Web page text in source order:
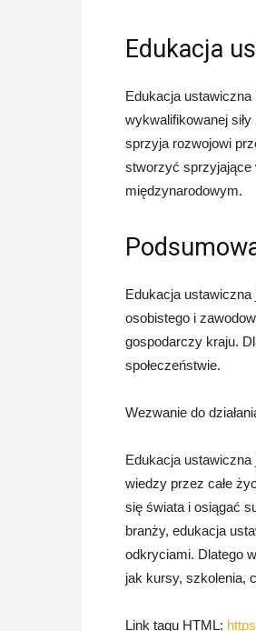
Edukacja
Edukacja ustawiczna
wykwalifikowanej
sprzyja rozwojowi
stworzyć sprzyjające
międzynarodowym.
Edukacja
osobistego i
gospodarczy kraju.
społeczeństwie.
Wezwanie do
Edukacja
wiedzy przez całe
się świata i osiągać
branży, edukacja
odkryciami. Dlatego
jak kursy, szkolenia,
Link tagu HTML: